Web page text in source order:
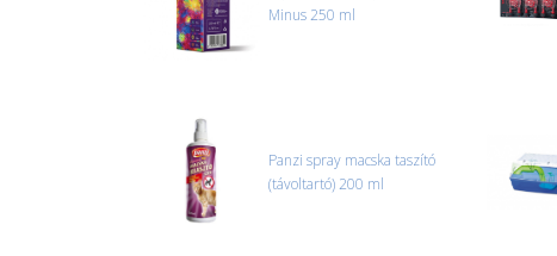
Minus 250 ml
Panzi spray macska taszító
(távoltartó) 200 ml